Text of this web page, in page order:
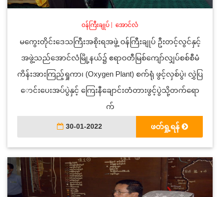
ဝန်ကြီးချုပ် အောင်လံ
မကွေးတိုင်းဒေသကြီးအစိုးရအဖွဲ့ ဝန်ကြီးချုပ် ဦးတင့်လွင်နှင့်
အဖွဲ့သည်အောင်လံမြို့နယ်၌ ဧရာဝတီမြစ်ကျော်လျှပ်စစ်စီမံ
ကိန်းအားကြည့်ရှုကာ၊ (Oxygen Plant) စက်ရုံ ဖွင့်လှစ်ပွဲ၊ လွှဲပြ
ောင်းပေးအပ်ပွဲနှင့် ကြေးနီချောင်းတံတားဖွင့်ပွဲသို့တက်ရော
က်
30-01-2022 ဖတ်ရှု့ရန်